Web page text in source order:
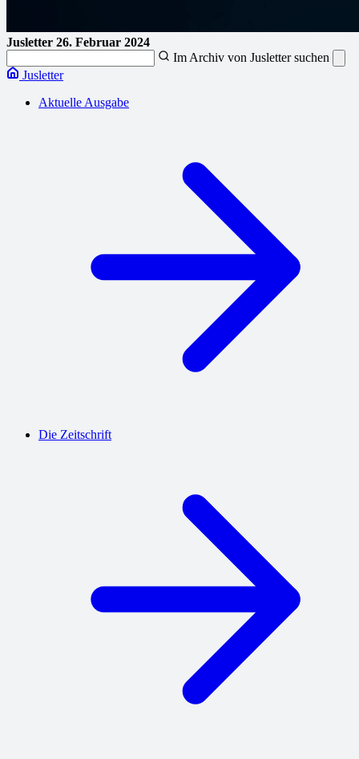
Jusletter 26. Februar 2024
Im Archiv von Jusletter suchen
Jusletter
Aktuelle Ausgabe
Die Zeitschrift